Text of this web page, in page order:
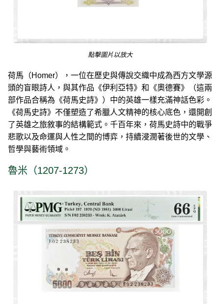
點擊圖片以放大
荷馬（Homer），一位在歷史與傳說交織中成為西方文學源
頭的盲眼詩人‌，與其作品《伊利亞特》和《奧德賽》（這兩
部作品合稱為《荷馬史詩》）中的英雄一樣充滿神話色彩。
《荷馬史詩》不僅塑造了希臘人文精神的核心底色，還開創
了英雄之旅敘事的結構範式。千百年來，荷馬史詩中的戰爭
悲歌以及命運與人性之間的博弈，持續浸潤著後世的文學、
哲學與藝術領域。
魯米（1207-1273）